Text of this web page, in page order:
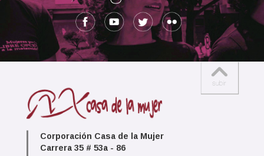
Corporación Casa de la Mujer
Carrera 35 # 53a - 86